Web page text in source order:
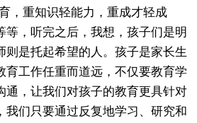
，重知识轻能力，重成才轻成
等，听完之后，我想，孩子们是明
则是托起希望的人。孩子是家长生
育工作任重而道远，不仅要教育学
通，让我们对孩子的教育更具针对
我们只要通过反复地学习、研究和